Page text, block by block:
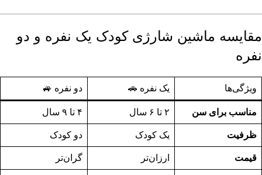
مقایسه ماشین شارژی کودک یک نفره و دو
نفره
ویژگی‌ها یک نفره 🚗 دو نفره 🚙
مناسب برای سن ۲ تا ۶ سال ۴ تا ۹ سال
ظرفیت یک کودک دو کودک
قیمت ارزان‌تر گران‌تر